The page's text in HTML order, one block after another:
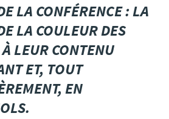
LA CONFÉRENCE : LA
LA COULEUR DES
LEUR CONTENU
ET, TOUT
EN